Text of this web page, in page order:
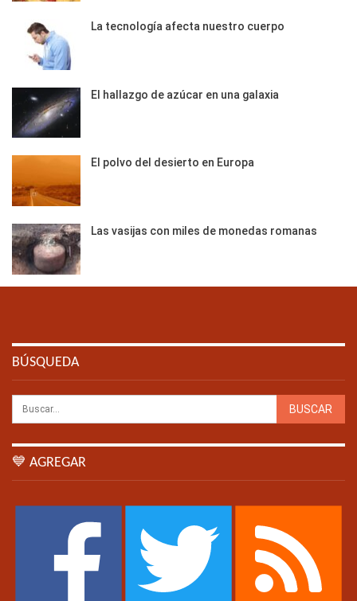
La tecnología afecta nuestro cuerpo
El hallazgo de azúcar en una galaxia
El polvo del desierto en Europa
Las vasijas con miles de monedas romanas
BÚSQUEDA
💙 AGREGAR